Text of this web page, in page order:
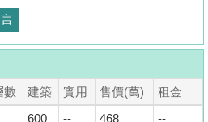
數 建築 實用 售價(萬)
租金
600 -- 468
--